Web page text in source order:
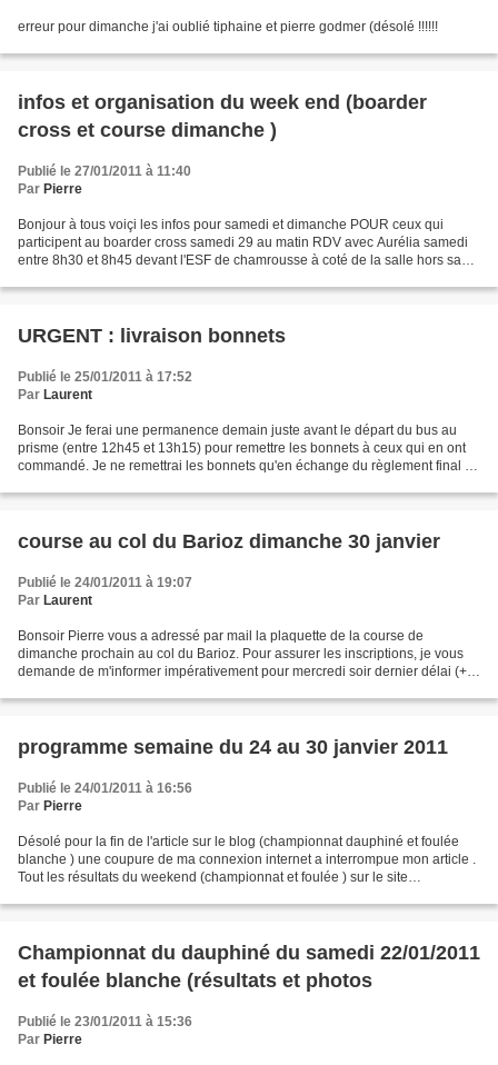
erreur pour dimanche j'ai oublié tiphaine et pierre godmer (désolé !!!!!!
infos et organisation du week end (boarder
cross et course dimanche )
Publié le 27/01/2011 à 11:40
Par Pierre
Bonjour à tous voiçi les infos pour samedi et dimanche POUR ceux qui
participent au boarder cross samedi 29 au matin RDV avec Aurélia samedi
entre 8h30 et 8h45 devant l'ESF de chamrousse à coté de la salle hors sac
URGENT : livraison bonnets
Publié le 25/01/2011 à 17:52
Par Laurent
Bonsoir Je ferai une permanence demain juste avant le départ du bus au
prisme (entre 12h45 et 13h15) pour remettre les bonnets à ceux qui en ont
commandé. Je ne remettrai les bonnets qu'en échange du règlement final de
course au col du Barioz dimanche 30 janvier
Publié le 24/01/2011 à 19:07
Par Laurent
Bonsoir Pierre vous a adressé par mail la plaquette de la course de
dimanche prochain au col du Barioz. Pour assurer les inscriptions, je vous
demande de m'informer impérativement pour mercredi soir dernier délai (+
programme semaine du 24 au 30 janvier 2011
Publié le 24/01/2011 à 16:56
Par Pierre
Désolé pour la fin de l'article sur le blog (championnat dauphiné et foulée
blanche ) une coupure de ma connexion internet a interrompue mon article .
Tout les résultats du weekend (championnat et foulée ) sur le site
Championnat du dauphiné du samedi 22/01/2011
et foulée blanche (résultats et photos
Publié le 23/01/2011 à 15:36
Par Pierre